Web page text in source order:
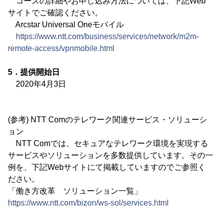
サイトでご確認ください。
Arcstar Universal Oneモバイル
https://www.ntt.com/business/services/network/m2m-
remote-access/vpnmobile.html
5．提供開始日
2020年4月3日
(参考) NTT Comのテレワーク関連サービス・ソリューシ
ョン
NTT Comでは、セキュアなテレワーク環境を実現する
サービスやソリューションを多数提供しています。その一
例を、下記Webサイトにて掲載していますのでご参照く
ださい。
「働き方改革 ソリューション一覧」
https://www.ntt.com/bizon/ws-sol/services.html